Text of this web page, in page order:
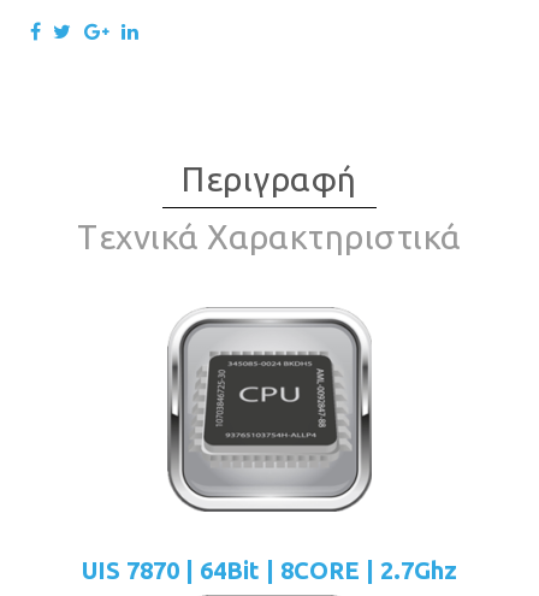
Περιγραφή
Tεχνικά Χαρακτηριστικά
UIS 7870 | 64Bit | 8CORE | 2.7Ghz